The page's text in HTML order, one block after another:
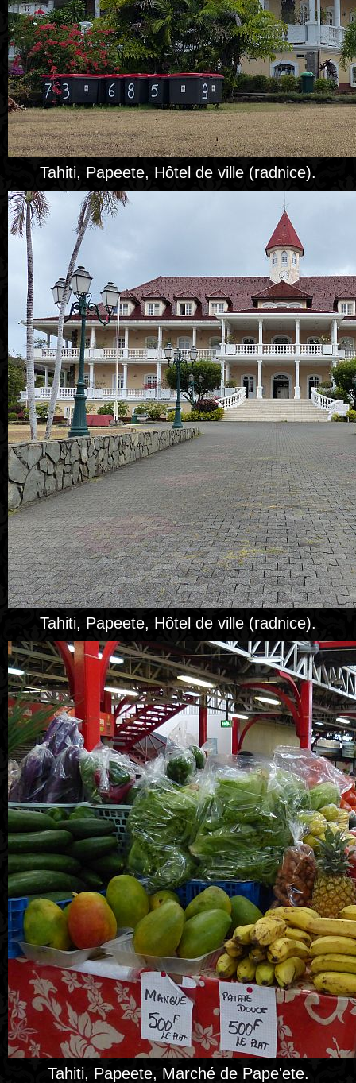
Tahiti, Papeete, Hôtel de ville (radnice).
Tahiti, Papeete, Hôtel de ville (radnice).
Tahiti, Papeete, Marché de Pape'ete.